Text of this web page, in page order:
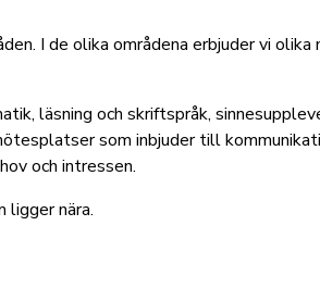
I de olika områdena erbjuder vi
läsning och skriftspråk,
som inbjuder till
och intressen.
nära.